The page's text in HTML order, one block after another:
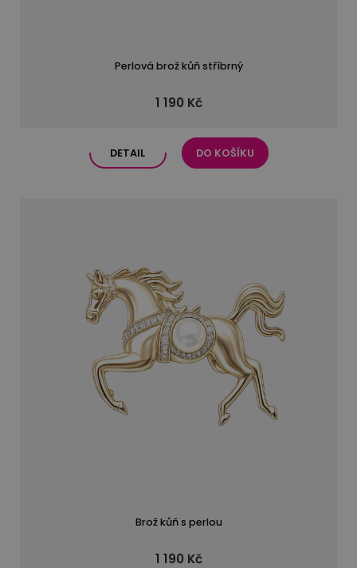
Perlová brož kůň stříbrný
1 190 Kč
DETAIL DO KOŠÍKU
Brož kůň s perlou
1 190 Kč